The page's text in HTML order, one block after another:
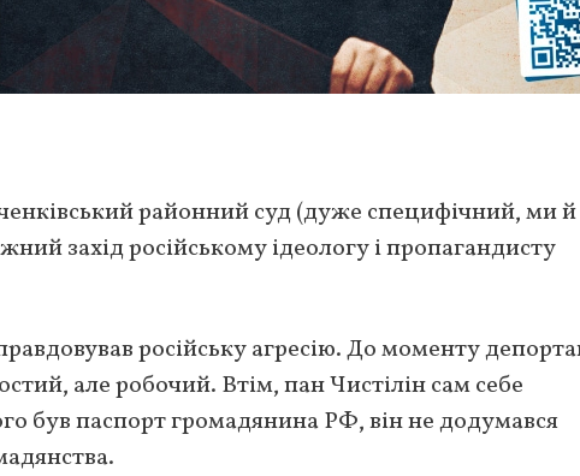
районний суд (дуже специфічний, ми й
захід російському ідеологу і пропагандисту
російську агресію. До моменту
але робочий. Втім, пан Чистілін сам себе
був паспорт громадянина РФ, він не додумався